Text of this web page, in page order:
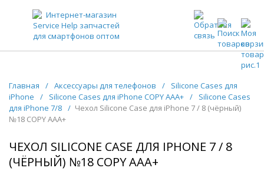
ЗАПЧАСТИ ДЛЯ ТЕЛЕФОНОВ ОПТОМ
Главная / Аксессуары для телефонов /
Silicone Cases для
iPhone
/ Silicone Cases для iPhone COPY AAA+ /
Silicone Cases
для iPhone 7/8 / Чехол Silicone Case для iPhone 7 / 8 (чёрный)
№18 COPY AAA+
ЧЕХОЛ SILICONE CASE ДЛЯ IPHONE 7 / 8
(ЧЁРНЫЙ) №18 COPY AAA+